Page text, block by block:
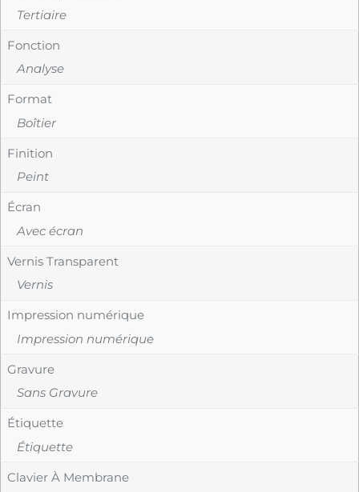
Tertiaire
Fonction
Analyse
Format
Boîtier
Finition
Peint
Écran
Avec écran
Vernis Transparent
Vernis
Impression numérique
Impression numérique
Gravure
Sans Gravure
Étiquette
Étiquette
Clavier À Membrane